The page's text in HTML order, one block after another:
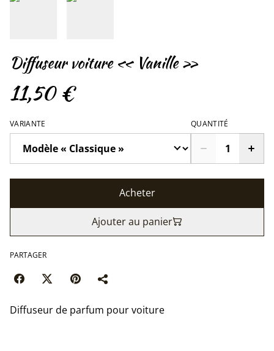
Diffuseur voiture « Vanille »
11,50 €
VARIANTE QUANTITÉ
Acheter
Ajouter au panier
PARTAGER
Diffuseur de parfum pour voiture